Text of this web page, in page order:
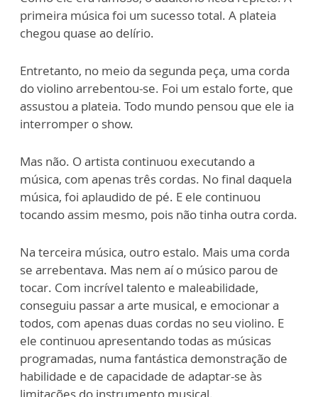
primeira música foi um sucesso total. A plateia
chegou quase ao delírio.
Entretanto, no meio da segunda peça, uma corda
do violino arrebentou-se. Foi um estalo forte, que
assustou a plateia. Todo mundo pensou que ele ia
interromper o show.
Mas não. O artista continuou executando a
música, com apenas três cordas. No final daquela
música, foi aplaudido de pé. E ele continuou
tocando assim mesmo, pois não tinha outra corda.
Na terceira música, outro estalo. Mais uma corda
se arrebentava. Mas nem aí o músico parou de
tocar. Com incrível talento e maleabilidade,
conseguiu passar a arte musical, e emocionar a
todos, com apenas duas cordas no seu violino. E
ele continuou apresentando todas as músicas
programadas, numa fantástica demonstração de
habilidade e de capacidade de adaptar-se às